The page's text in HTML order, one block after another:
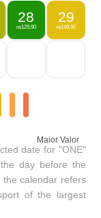
28
R$129,90
29
R$149,90
Maior Valor
date for "ONE"
day before the
calendar refers
of the largest